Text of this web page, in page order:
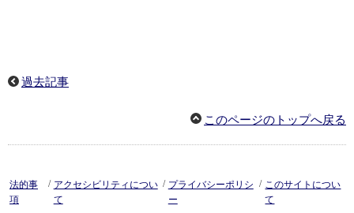
過去記事
このページのトップへ戻る
法的事
項
/ アクセシビリティについ
て
/ プライバシーポリシ
ー
/ このサイトについ
て